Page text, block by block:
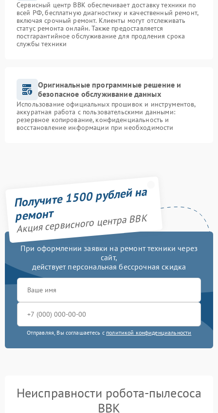
Сервисный центр BBK обеспечивает доставку техники по
всей РФ, бесплатную диагностику и качественный ремонт,
включая срочный ремонт. Клиенты могут отслеживать
статус ремонта онлайн. Также предоставляется
постгарантийное обслуживание для продления срока
службы техники
Оригинальные программные решение и
безопасное обслуживание данных
Использование официальных прошивок и инструментов,
аккуратная работа с пользовательскими данными:
резервное копирование, конфиденциальность и
восстановление информации при необходимости
Получите 1500 рублей на
ремонт
Акция сервисного центра BBK
При оформлении заявки на ремонт техники через
сайт,
действует персональная бессрочная скидка
Отправляя, Вы соглашаетесь с политикой конфиденциальности
Неисправности робота-пылесоса
BBK